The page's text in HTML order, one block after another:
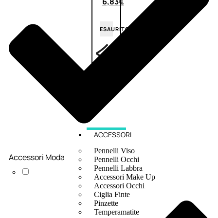
ESAURITO
ACCESSORI
Pennelli Viso
Pennelli Occhi
Pennelli Labbra
Accessori Make Up
Accessori Occhi
Ciglia Finte
Pinzette
Temperamatite
Accessori Moda